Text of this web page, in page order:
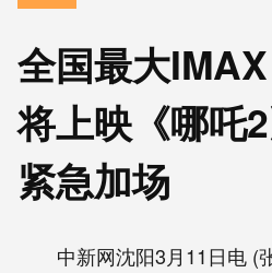
全国最大
将上映《哪吒
紧急加场
中新网沈阳3月11日电 (